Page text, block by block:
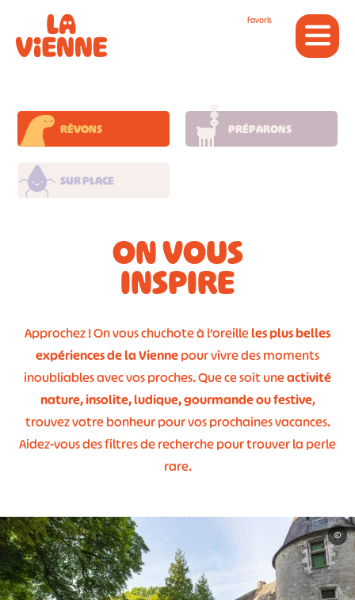
Favoris
RÊVONS PRÉPARONS
SUR PLACE
ON VOUS
INSPIRE
Approchez ! On vous chuchote à l’oreilleles plus belles
expériences de la Viennepour vivre des moments
inoubliables avec vos proches. Que ce soit uneactivité
nature, insolite, ludique, gourmande ou festive,
trouvez votre bonheur pour vos prochaines vacances.
Aidez-vous des filtres de recherche pour trouver la perle
rare.
©